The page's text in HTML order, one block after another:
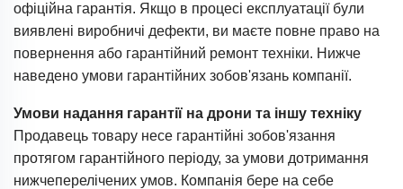
офіційна гарантія. Якщо в процесі експлуатації були
виявлені виробничі дефекти, ви маєте повне право на
повернення або гарантійний ремонт техніки. Нижче
наведено умови гарантійних зобов'язань компанії.
Умови надання гарантії на дрони та іншу техніку
Продавець товару несе гарантійні зобов'язання
протягом гарантійного періоду, за умови дотримання
нижчеперелічених умов. Компанія бере на себе